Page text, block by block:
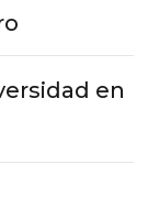
en